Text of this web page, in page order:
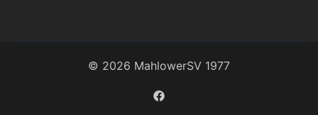
© 2026 MahlowerSV 1977